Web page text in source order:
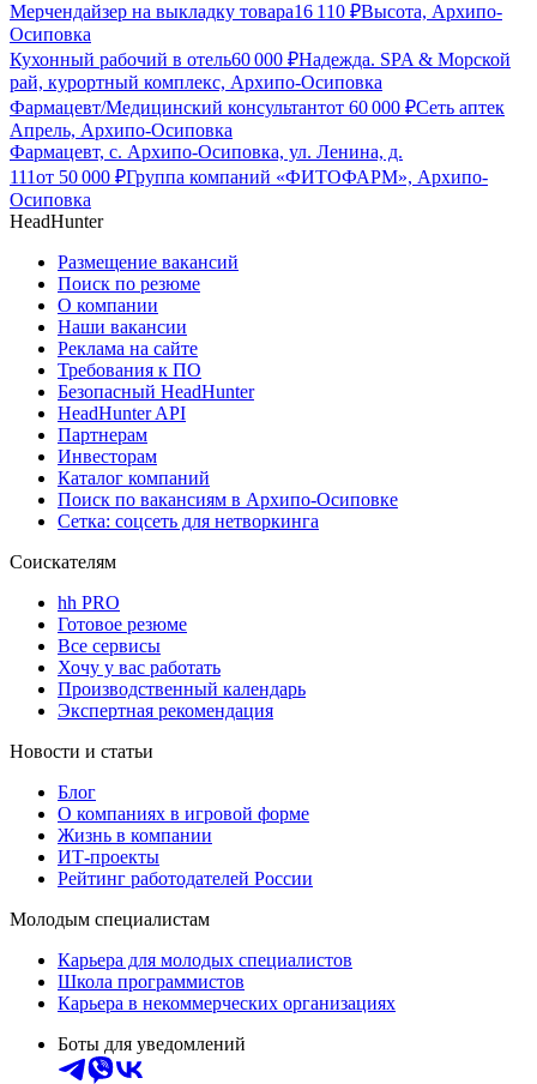
Мерчендайзер на выкладку товара16 110 ₽Высота, Архипо-
Осиповка
Кухонный рабочий в отель60 000 ₽Надежда. SPA & Морской
рай, курортный комплекс, Архипо-Осиповка
Фармацевт/Медицинский консультантот 60 000 ₽Сеть аптек
Апрель, Архипо-Осиповка
Фармацевт, с. Архипо-Осиповка, ул. Ленина, д.
111от 50 000 ₽Группа компаний «ФИТОФАРМ», Архипо-
Осиповка
HeadHunter
Размещение вакансий
Поиск по резюме
О компании
Наши вакансии
Реклама на сайте
Требования к ПО
Безопасный HeadHunter
HeadHunter API
Партнерам
Инвесторам
Каталог компаний
Поиск по вакансиям в Архипо-Осиповке
Сетка: соцсеть для нетворкинга
Соискателям
hh PRO
Готовое резюме
Все сервисы
Хочу у вас работать
Производственный календарь
Экспертная рекомендация
Новости и статьи
Блог
О компаниях в игровой форме
Жизнь в компании
ИТ-проекты
Рейтинг работодателей России
Молодым специалистам
Карьера для молодых специалистов
Школа программистов
Карьера в некоммерческих организациях
Боты для уведомлений